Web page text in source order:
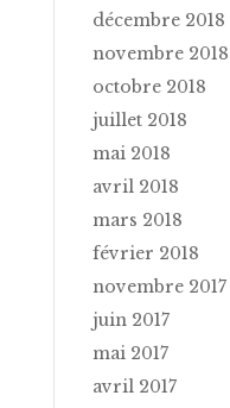
décembre 2018
novembre 2018
octobre 2018
juillet 2018
mai 2018
avril 2018
mars 2018
février 2018
novembre 2017
juin 2017
mai 2017
avril 2017